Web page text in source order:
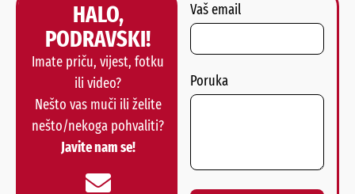
HALO,
PODRAVSKI!
Imate priču, vijest, fotku
ili video?
Nešto vas muči ili želite
nešto/nekoga pohvaliti?
Javite nam se!
Vaš email
Poruka